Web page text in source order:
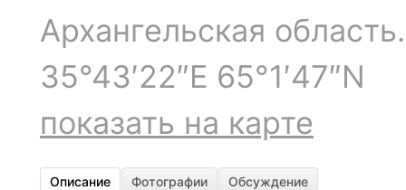
Архангельская
35°43′22″E 65°1′47″N
показать на карте
Описание Фотографии Обсуждение